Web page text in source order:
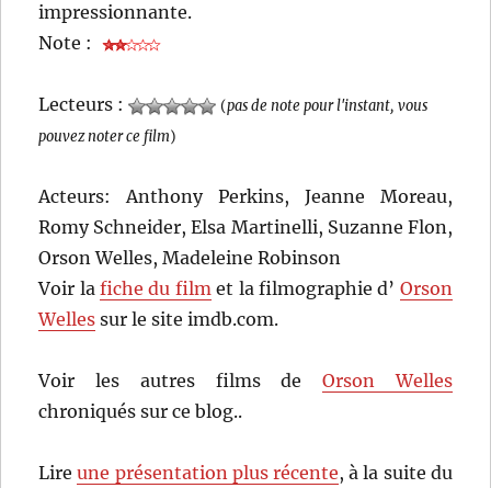
impressionnante.
Note :
Lecteurs : (pas de note pour l'instant, vous
pouvez noter ce film)
Acteurs: Anthony Perkins, Jeanne Moreau,
Romy Schneider, Elsa Martinelli, Suzanne Flon,
Orson Welles, Madeleine Robinson
Voir lafiche du filmet la filmographie d’ Orson
Welles sur le site imdb.com.
Voir les autres films de Orson Welles
chroniqués sur ce blog..
Lireune présentation plus récente, à la suite du